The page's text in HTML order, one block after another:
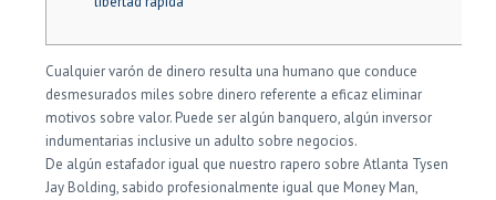
Cualquier varón de dinero resulta una humano que conduce
desmesurados miles sobre dinero referente a eficaz eliminar
motivos sobre valor. Puede ser algún banquero, algún inversor
indumentarias inclusive un adulto sobre negocios.
De algún estafador igual que nuestro rapero sobre Atlanta Tysen
Jay Bolding, sabido profesionalmente igual que Money Man,